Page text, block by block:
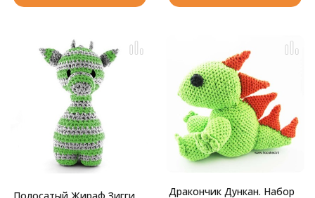
Полосатый Жираф Зигги.
Дракончик Дункан. Набор